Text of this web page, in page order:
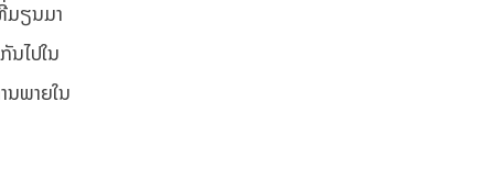
ມຽນມາ
ນໄປໃນ
ນພາຍໃນ